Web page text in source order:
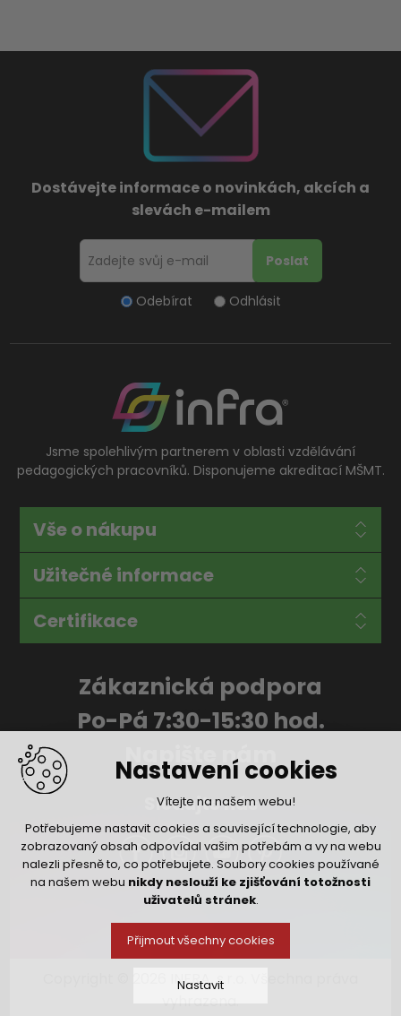
Nastavení cookies
Vítejte na našem webu!
Potřebujeme nastavit cookies a související technologie, aby
zobrazovaný obsah odpovídal vašim potřebám a vy na webu
nalezli přesně to, co potřebujete. Soubory cookies používané
na našem webu nikdy neslouží ke zjišťování totožnosti
uživatelů stránek.
Přijmout všechny cookies
Nastavit
Dostávejte informace o novinkách, akcích a
slevách e-mailem
Odebírat Odhlásit
Jsme spolehlivým partnerem v oblasti vzdělávání
pedagogických pracovníků. Disponujeme akreditací MŠMT.
Vše o nákupu
Užitečné informace
Certifikace
Zákaznická podpora
Po-Pá 7:30-15:30 hod.
Napište nám
Sledujte nás
Copyright © 2026 INFRA, s.r.o. Všechna práva
vyhrazena.